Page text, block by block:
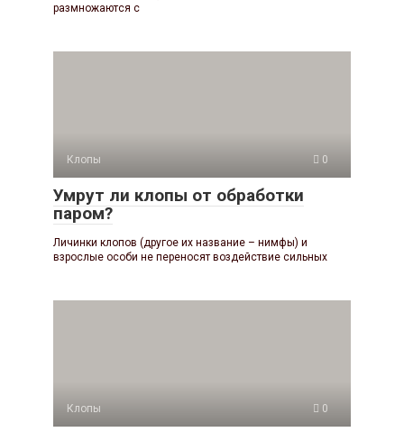
размножаются с
Клопы 0
Умрут ли клопы от обработки
паром?
Личинки клопов (другое их название – нимфы) и
взрослые особи не переносят воздействие сильных
Клопы 0